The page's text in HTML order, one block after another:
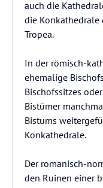
auch die
die Konkathedrale
Tropea.
In der römisch-
ehemalige
Bischofssitzes
Bistümer
Bistums
Konkathedrale.
Der romanisch-
den Ruinen einer